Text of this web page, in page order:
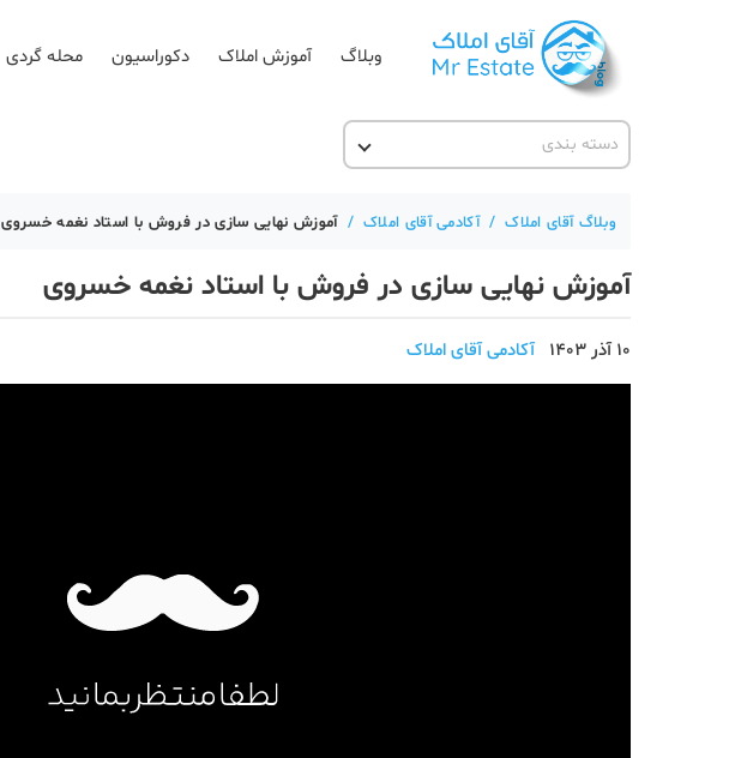
وبلاگ آموزش املاک دکوراسیون محله گردی
دسته بندی
آقای مشاور املاک
آموزش پلتفرم آقای املاک
اخبار مسکن
تحلیل مسکن
وبلاگ آقای املاک / آکادمی آقای املاک / آموزش نهایی سازی در فروش با استاد نغمه خسروی
آموزش نهایی سازی در فروش با استاد نغمه خسروی
10 آذر 1403 آکادمی آقای املاک